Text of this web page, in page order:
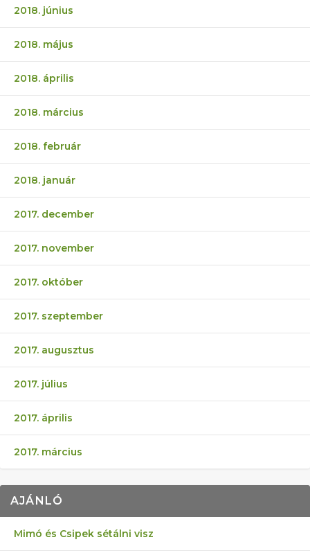
2018. június
2018. május
2018. április
2018. március
2018. február
2018. január
2017. december
2017. november
2017. október
2017. szeptember
2017. augusztus
2017. július
2017. április
2017. március
AJÁNLÓ
Mimó és Csipek sétálni visz